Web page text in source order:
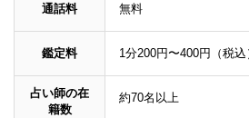
通話料 無料
鑑定料 1分200円〜400円（税込
占い師の在
籍数
約70名以上